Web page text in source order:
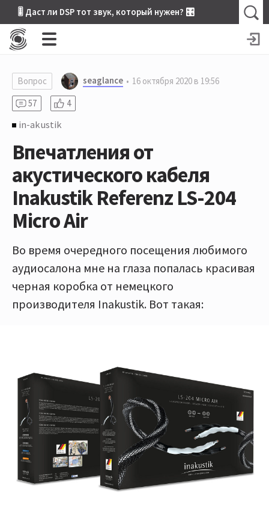
🎚 Даст ли DSP тот звук, который нужен? 🎛
Вопрос seaglance
16 октября 2020 в 19:56
57
4
in-akustik
Впечатления от
акустического кабеля
Inakustik Referenz LS-204
Micro Air
Во время очередного посещения любимого
аудиосалона мне на глаза попалась красивая
черная коробка от немецкого
производителя Inakustik. Вот такая: